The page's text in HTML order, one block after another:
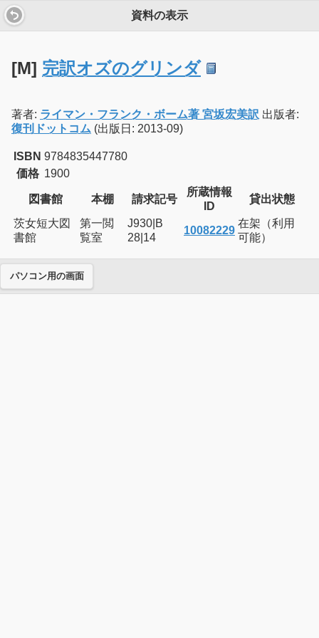
資料の表示
[M] 完訳オズのグリンダ
著者: ライマン・フランク・ボーム著 宮坂宏美訳 出版者:
復刊ドットコム (出版日: 2013-09)
ISBN 9784835447780
価格 1900
図書館 本棚 請求記号
所蔵情報
ID
貸出状態
茨女短大図
書館
第一閲
覧室
J930|B
28|14
10082229
在架（利用
可能）
パソコン用の画面